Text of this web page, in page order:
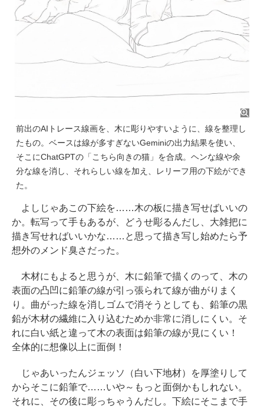
前出のAIトレース線画を、木に彫りやすいように、線を整理し
たもの。ベースは線が多すぎないGeminiの出力結果を使い、
そこにChatGPTの「こちら向きの猫」を合成。ヘンな線や余
分な線を消し、それらしい線を加え、レリーフ用の下絵ができ
た。
よしじゃあこの下絵を……木の板に描き写せばいいの
か。転写って手もあるが、どうせ彫るんだし、大雑把に
描き写せればいいかな……と思って描き写し始めたら予
想外のメンド臭さだった。
木材にもよると思うが、木に鉛筆で描くのって、木の
表面の凸凹に鉛筆の線が引っ張られて線が曲がりまく
り。曲がった線を消しゴムで消そうとしても、鉛筆の黒
鉛が木材の繊維に入り込むためか非常に消しにくい。そ
れに白い紙と違って木の表面は鉛筆の線が見にくい！
全体的に想像以上に面倒！
じゃあいったんジェッソ（白い下地材）を厚塗りして
からそこに鉛筆で……いや～もっと面倒かもしれない。
それに、その後に彫っちゃうんだし。下絵にそこまで手